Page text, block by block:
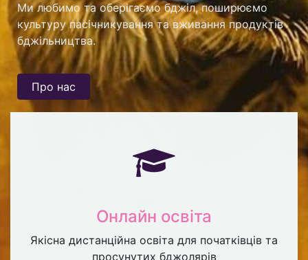
Ми любимо та оберігаємо бджіл, поширюємо
культуру пасічникування та вживання продуктів
бджільництва.
Про нас
Онлайн освіта
Якісна дистанційна освіта для початківців та
просунутих бджолярів